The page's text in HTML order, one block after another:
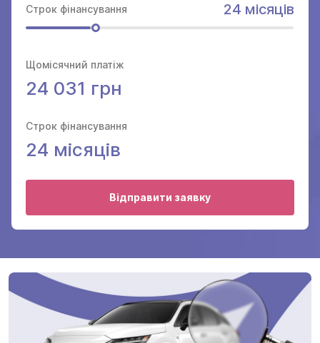
Строк фінансування 24 місяців
Щомісячний платіж
24 031 грн
Строк фінансування
24 місяців
Відправити заявку